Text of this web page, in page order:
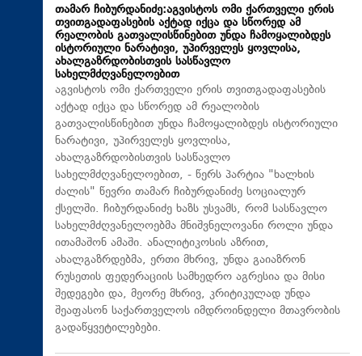
თამარ ჩიბურდანიძე:აგვისტოს ომი ქართველი ერის
თვითგადაფასების აქტად იქცა და სწორედ ამ
რეალობის გათვალისწინებით უნდა ჩამოყალიბდეს
ისტორიული ნარატივი, უპირველეს ყოვლისა,
ახალგაზრდობისთვის სასწავლო
სახელმძღვანელოებით
აგვისტოს ომი ქართველი ერის თვითგადაფასების
აქტად იქცა და სწორედ ამ რეალობის
გათვალისწინებით უნდა ჩამოყალიბდეს ისტორიული
ნარატივი, უპირველეს ყოვლისა,
ახალგაზრდობისთვის სასწავლო
სახელმძღვანელოებით, - წერს პარტია "ხალხის
ძალის" წევრი თამარ ჩიბურდანიძე სოციალურ
ქსელში. ჩიბურდანიძე ხაზს უსვამს, რომ სასწავლო
სახელმძღვანელოებმა მნიშვნელოვანი როლი უნდა
ითამაშონ ამაში. ანალიტიკოსის აზრით,
ახალგაზრდებმა, ერთი მხრივ, უნდა გაიაზრონ
რუსეთის ფედერაციის სამხედრო აგრესია და მისი
შედეგები და, მეორე მხრივ, კრიტიკულად უნდა
შეაფასონ საქართველოს იმდროინდელი მთავრობის
გადაწყვეტილებები.